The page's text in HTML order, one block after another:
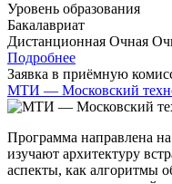
Уровень образования
Бакалавриат
Дистанционная Очная
Подробнее
Заявка в приёмную
МТИ — Московский
Программа направлена
изучают архитектуру
аспекты, как алгоритмы